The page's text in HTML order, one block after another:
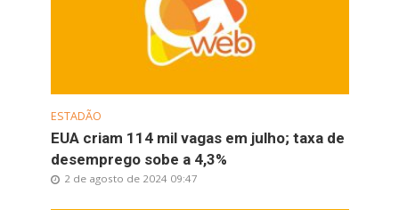
ESTADÃO
EUA criam 114 mil vagas em julho; taxa de
desemprego sobe a 4,3%
2 de agosto de 2024 09:47